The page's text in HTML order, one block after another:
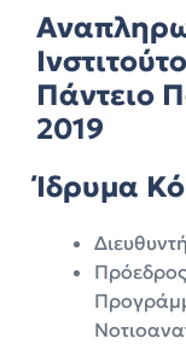
Πάντειο
2019
Ίδρυμα